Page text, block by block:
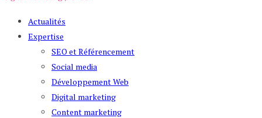
Actualités
Expertise
SEO et Référencement
Social media
Développement Web
Digital marketing
Content marketing